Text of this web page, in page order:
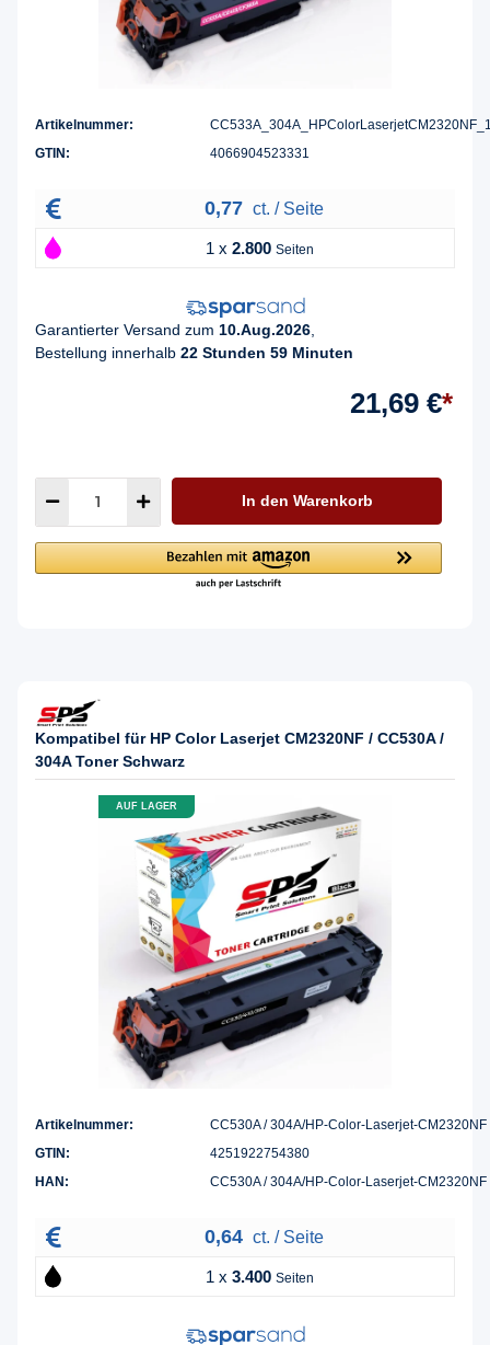
Artikelnummer:
GTIN:
4066904523331
0,77 ct. / Seite
1 x 2.800 Seiten
Garantierter Versand zum 10.Aug.2026
Bestellung innerhalb 22 Stunden 59 Minuten
21,69 €*
In den Warenkorb
Kompatibel für HP Color Laserjet CM2320NF / CC530A /
304A Toner Schwarz
AUF LAGER
Artikelnummer:
CC530A / 304A/HP-Color-Laserjet-CM2320NF
GTIN:
4251922754380
HAN:
CC530A / 304A/HP-Color-Laserjet-CM2320NF
0,64 ct. / Seite
1 x 3.400 Seiten